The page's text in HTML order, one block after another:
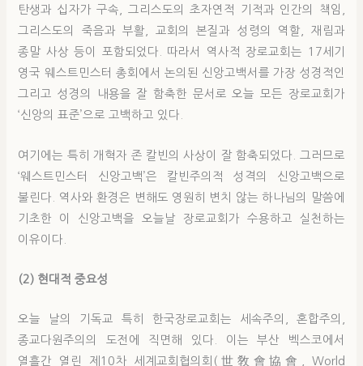
탄생과 십자가 구속, 그리스도의 초자연적 기적과 인간의 책임,
그리스도의 죽음과 부활, 교회의 본질과 성령의 역할, 재림과
종말 사상 등이 포함되었다. 따라서 역사적 장로교회는 17세기
영국 웨스트민스터 총회에서 논의된 신앙고백서를 가장 성경적인
그리고 성경의 내용을 잘 함축한 문서로 오늘 모든 장로교회가
‘신앙의 표준’으로 고백하고 있다.
여기에는 특히 개혁자 존 칼빈의 사상이 잘 함축되었다. 그러므로
‘웨스트민스터 신앙고백’은 칼빈주의적 성격의 신앙고백으로
불린다. 역사와 환경은 변해도 영원히 변치 않는 하나님의 말씀에
기초한 이 신앙고백을 오늘날 장로교회가 수용하고 실천하는
이유이다.
(2) 현대적 중요성
오늘 날의 기독교 특히 한국장로교회는 세속주의, 혼합주의,
종교다원주의의 도전에 직면해 있다. 이는 부산 벡스코에서
열흘간 열린 제10차 세계교회협의회(世敎會協會, World